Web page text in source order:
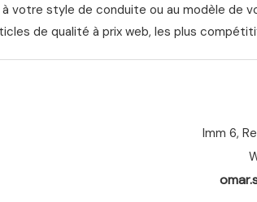
votre style de conduite ou au modèle
de qualité à prix web, les plus
Imm 6,